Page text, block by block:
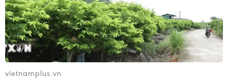
Lễ thượng cờ kỷ niệm 59 năm Ngày
thành lập ASEAN
31/07/2026 04:04
vietnamplus.vn